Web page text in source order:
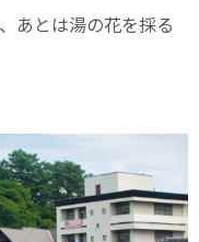
あとは湯の花を採る